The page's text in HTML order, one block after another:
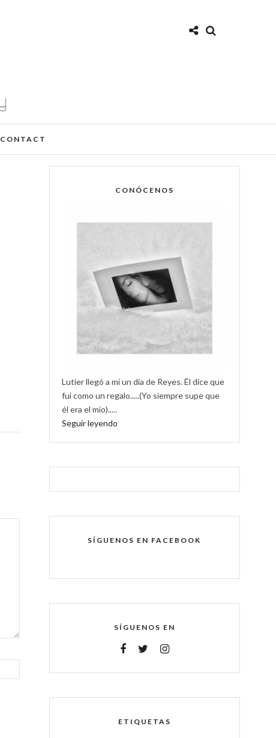
CONTACT
CONÓCENOS
Lutier llegó a mí un día de Reyes. Él dice que
fui como un regalo.....(Yo siempre supe que
él era el mío).....
Seguir leyendo
SÍGUENOS EN FACEBOOK
SÍGUENOS EN
ETIQUETAS